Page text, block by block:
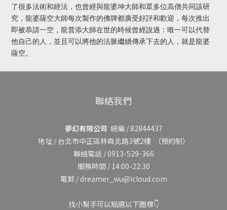
了很多法術和經法，也曾經與龍婆坤大師和眾多位高僧共同該研
究，龍婆薩空大師每次製作的佛牌都廣受好評和歡迎，每次推出
即被恭請一空，龍普添大師在世的時候曾經說過：唯一可以代替
他自己的人，並且可以將他的法脈繼續傳承下去的人，就是龍婆
薩空。
聯絡我們
夢幻有限公司 統編 / 82844437
地址 / 台北市中正區林森北路3號2樓（預約制）
聯絡電話 / 0913-529-366
服務時間 / 14:00-22:30
電郵 / dreamer_wu@icloud.com
找小幫手可以點選以下圖標👇